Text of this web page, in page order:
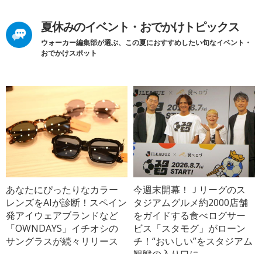
夏休みのイベント・おでかけトピックス
ウォーカー編集部が選ぶ、この夏におすすめしたい旬なイベント・
おでかけスポット
あなたにぴったりなカラー
レンズをAIが診断！スペイン
発アイウェアブランドなど
「OWNDAYS」イチオシの
サングラスが続々リリース
今週末開幕！Ｊリーグのス
タジアムグルメ約2000店舗
をガイドする食べログサー
ビス「スタモグ」がローン
チ！“おいしい”をスタジアム